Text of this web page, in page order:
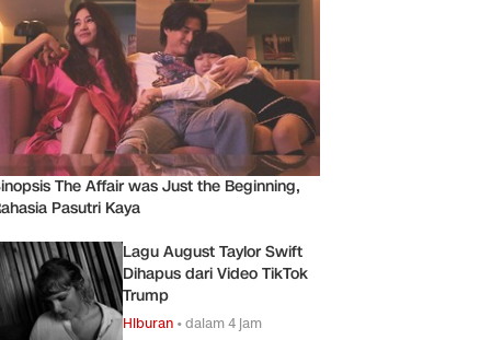
The Affair was Just the Beginning,
Pasutri Kaya
Lagu August Taylor Swift
Dihapus dari Video TikTok
Trump
Hiburan •dalam 4 jam